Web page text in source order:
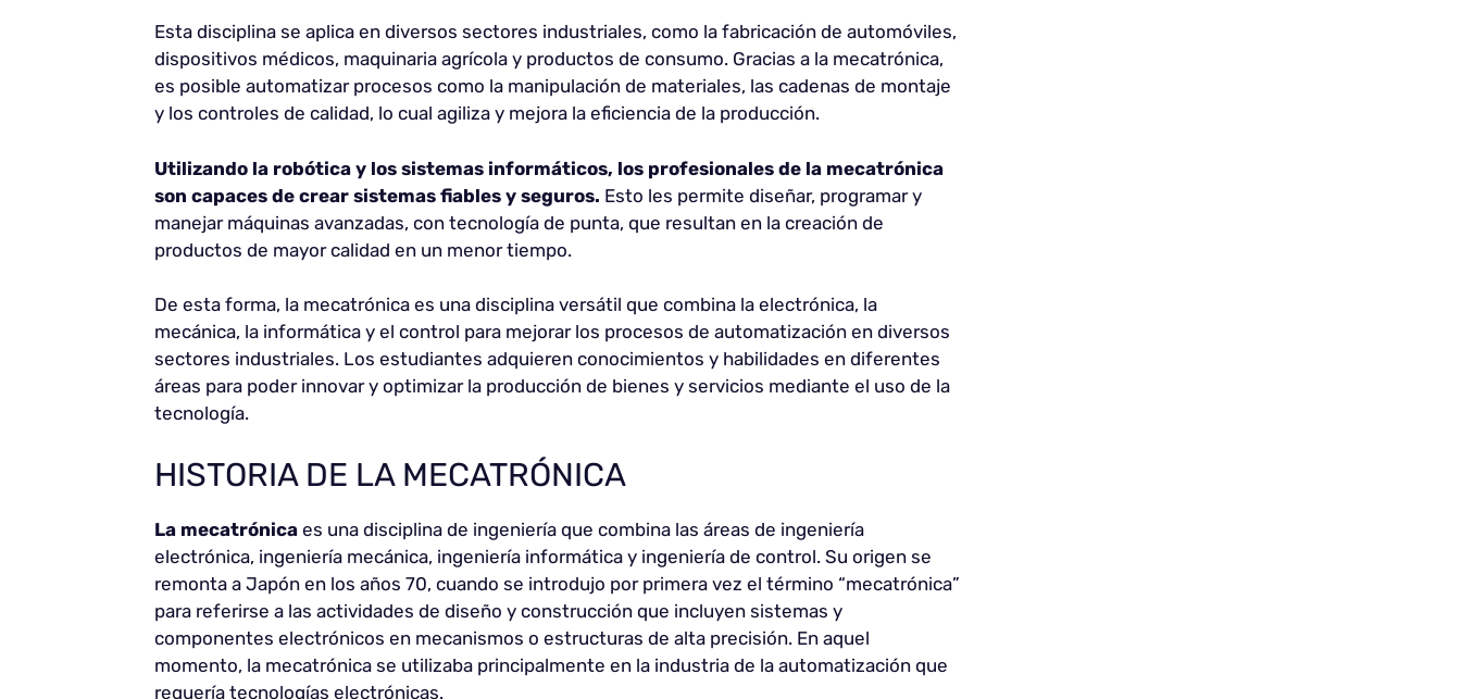
Esta disciplina se aplica en diversos sectores industriales, como la fabricación de automóviles,
dispositivos médicos, maquinaria agrícola y productos de consumo. Gracias a la mecatrónica,
es posible automatizar procesos como la manipulación de materiales, las cadenas de montaje
y los controles de calidad, lo cual agiliza y mejora la eficiencia de la producción.
Utilizando la robótica y los sistemas informáticos, los profesionales de la mecatrónica
son capaces de crear sistemas fiables y seguros. Esto les permite diseñar, programar y
manejar máquinas avanzadas, con tecnología de punta, que resultan en la creación de
productos de mayor calidad en un menor tiempo.
De esta forma, la mecatrónica es una disciplina versátil que combina la electrónica, la
mecánica, la informática y el control para mejorar los procesos de automatización en diversos
sectores industriales. Los estudiantes adquieren conocimientos y habilidades en diferentes
áreas para poder innovar y optimizar la producción de bienes y servicios mediante el uso de la
tecnología.
HISTORIA DE LA MECATRÓNICA
La mecatrónica es una disciplina de ingeniería que combina las áreas de ingeniería
electrónica, ingeniería mecánica, ingeniería informática y ingeniería de control. Su origen se
remonta a Japón en los años 70, cuando se introdujo por primera vez el término “mecatrónica”
para referirse a las actividades de diseño y construcción que incluyen sistemas y
componentes electrónicos en mecanismos o estructuras de alta precisión. En aquel
momento, la mecatrónica se utilizaba principalmente en la industria de la automatización que
requería tecnologías electrónicas.